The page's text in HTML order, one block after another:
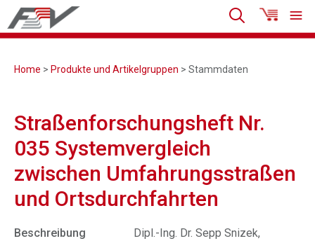
Home > Produkte und Artikelgruppen > Stammdaten
Straßenforschungsheft Nr.
035 Systemvergleich
zwischen Umfahrungsstraßen
und Ortsdurchfahrten
Beschreibung
Dipl.-Ing. Dr. Sepp Snizek,